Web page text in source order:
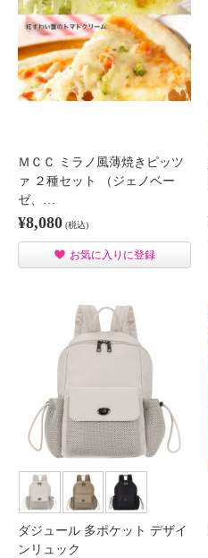
ＭＣＣ ミラノ風薄焼きピッツ
ァ ２種セット （ジェノベー
ゼ、…
¥8,080 (税込)
お気に入りに登録
ダジュール 多ポケット デザイ
ンリュック